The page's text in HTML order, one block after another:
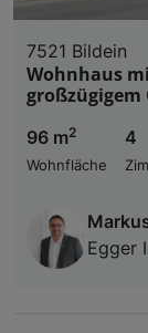
7521 Bildein
Wohnhaus
96 m2
Wohnfläche
4
Egger